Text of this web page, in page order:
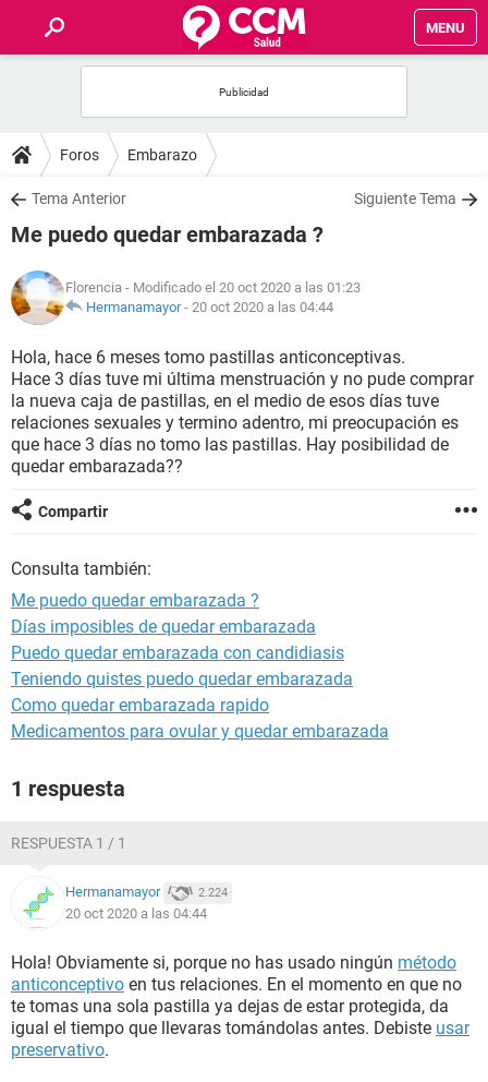
MENU
FOROS
SALUD
FAMILIA
NUTRICIÓN
BIENESTAR
SEXUALIDAD
GLOSARIO
Foros Embarazo
Tema Anterior Siguiente Tema
Me puedo quedar embarazada ?
Florencia - Modificado el 20 oct 2020 a las 01:23
Hermanamayor- 20 oct 2020 a las 04:44
Hola, hace 6 meses tomo pastillas anticonceptivas.
Hace 3 días tuve mi última menstruación y no pude comprar
la nueva caja de pastillas, en el medio de esos días tuve
relaciones sexuales y termino adentro, mi preocupación es
que hace 3 días no tomo las pastillas. Hay posibilidad de
quedar embarazada??
Compartir
Consulta también:
Me puedo quedar embarazada ?
Días imposibles de quedar embarazada
Puedo quedar embarazada con candidiasis
Teniendo quistes puedo quedar embarazada
Como quedar embarazada rapido
Medicamentos para ovular y quedar embarazada
1 respuesta
RESPUESTA 1 / 1
Hermanamayor 2.224
20 oct 2020 a las 04:44
Hola! Obviamente si, porque no has usado ningún método
anticonceptivo en tus relaciones. En el momento en que no
te tomas una sola pastilla ya dejas de estar protegida, da
igual el tiempo que llevaras tomándolas antes. Debiste usar
preservativo.